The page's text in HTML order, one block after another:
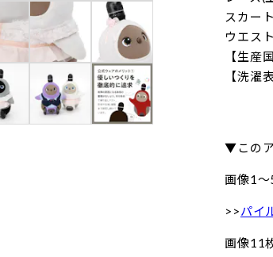
スカー
ウエス
【生産
【洗濯
※お
▼このア
画像1〜
>>パイ
画像11